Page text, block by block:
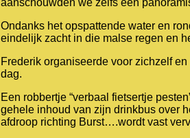
Ondanks het opspattende water en
eindelijk zacht in die malse regen en
Frederik organiseerde voor zichzelf
dag.
Een robbertje “verbaal fietsertje
gehele inhoud van zijn drinkbus over
afdroop richting Burst….wordt vast